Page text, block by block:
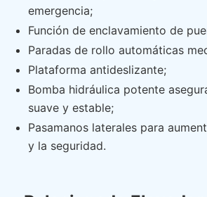
emergencia;
Función de enclavamiento de
Paradas de rollo automáticas
Plataforma antideslizante;
Bomba hidráulica potente
suave y estable;
Pasamanos laterales para
y la seguridad.